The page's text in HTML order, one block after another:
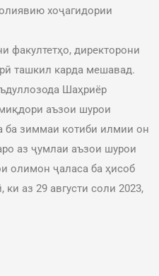
хоҷагидории
факултетҳо, директорони
ташкил карда мешавад.
Шаҳриёр
аъзои шурои
ба зиммаи котиби илмии он
аз ҷумлаи аъзои шурои
олимон ҷаласа ба ҳисоб
аз 29 августи соли 2023,